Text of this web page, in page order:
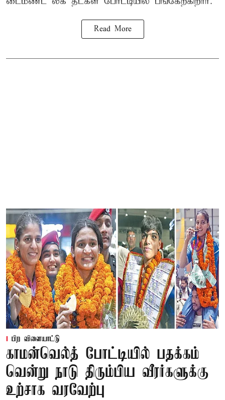
Read More
பிற விளையாட்டு
காமன்வெல்த் போட்டியில் பதக்கம்
வென்று நாடு திரும்பிய வீரர்களுக்கு
உற்சாக வரவேற்பு